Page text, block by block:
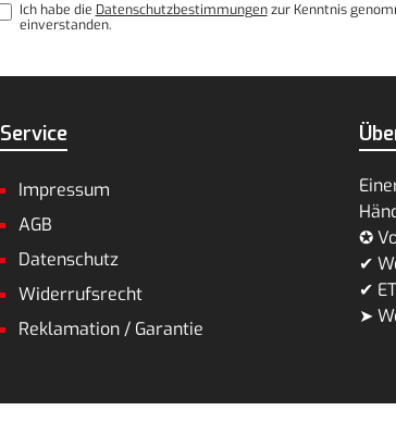
Ich habe die Datenschutzbestimmungenzur Kenntnis
einverstanden.
Service
Impressum
AGB
Datenschutz
Widerrufsrecht
Reklamation / Garantie
✪
✔
✔
➤